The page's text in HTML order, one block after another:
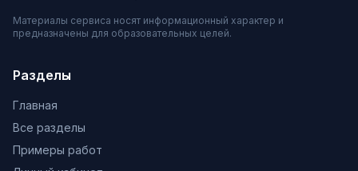
Материалы сервиса носят информационный характер и
предназначены для образовательных целей.
Разделы
Главная
Все разделы
Примеры работ